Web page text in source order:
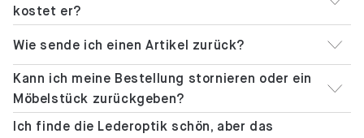
kostet er?
Wie sende ich einen Artikel zurück?
Kann ich meine Bestellung stornieren oder ein
Möbelstück zurückgeben?
Ich finde die Lederoptik schön, aber das